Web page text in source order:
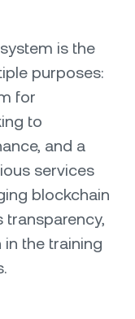
is the
purposes:
for
to
and a
services
blockchain
transparency,
the training